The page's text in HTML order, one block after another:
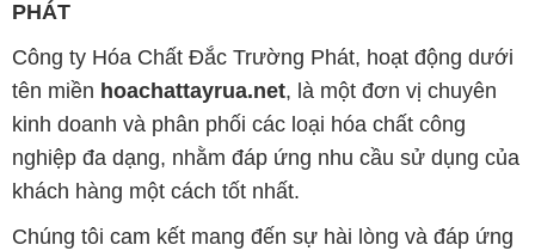
PHÁT
Công ty Hóa Chất Đắc Trường Phát, hoạt động dưới
tên miền hoachattayrua.net, là một đơn vị chuyên
kinh doanh và phân phối các loại hóa chất công
nghiệp đa dạng, nhằm đáp ứng nhu cầu sử dụng của
khách hàng một cách tốt nhất.
Chúng tôi cam kết mang đến sự hài lòng và đáp ứng